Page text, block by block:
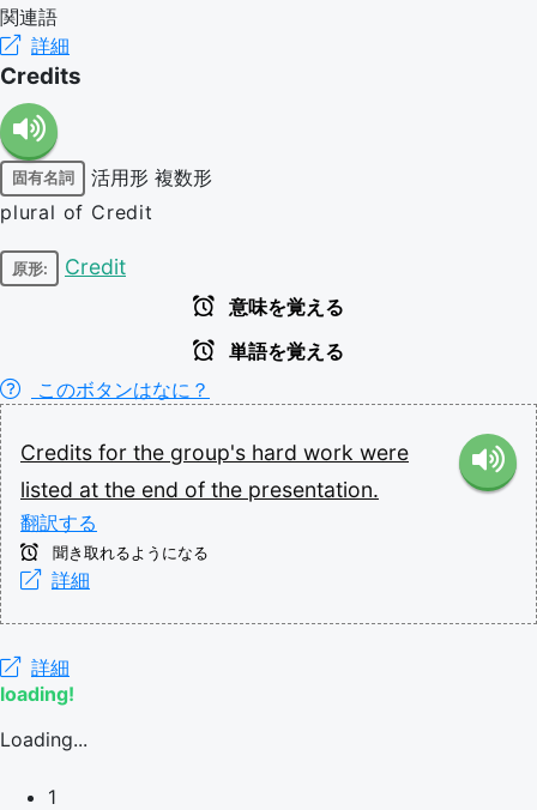
関連語
詳細
Credits
固有名詞 活用形 複数形
plural of Credit
原形: Credit
意味を覚える
単語を覚える
このボタンはなに？
Credits for the group's hard work were
listed at the end of the presentation.
翻訳する
聞き取れるようになる
詳細
詳細
loading!
Loading...
1